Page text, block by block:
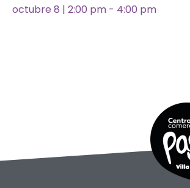
octubre 8 | 2:00 pm - 4:00 pm